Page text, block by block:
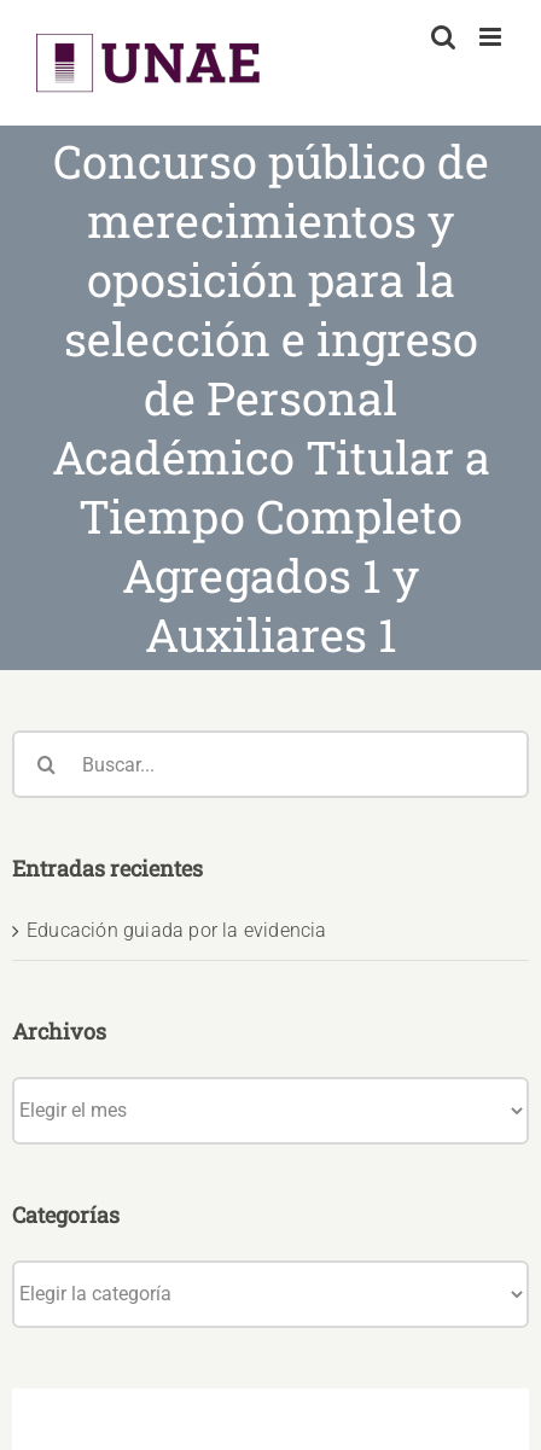
content
Concurso público de
merecimientos y
oposición para la
selección e ingreso
de Personal
Académico Titular a
Tiempo Completo
Agregados 1 y
Auxiliares 1
Entradas recientes
Educación guiada por la evidencia
Archivos
Categorías